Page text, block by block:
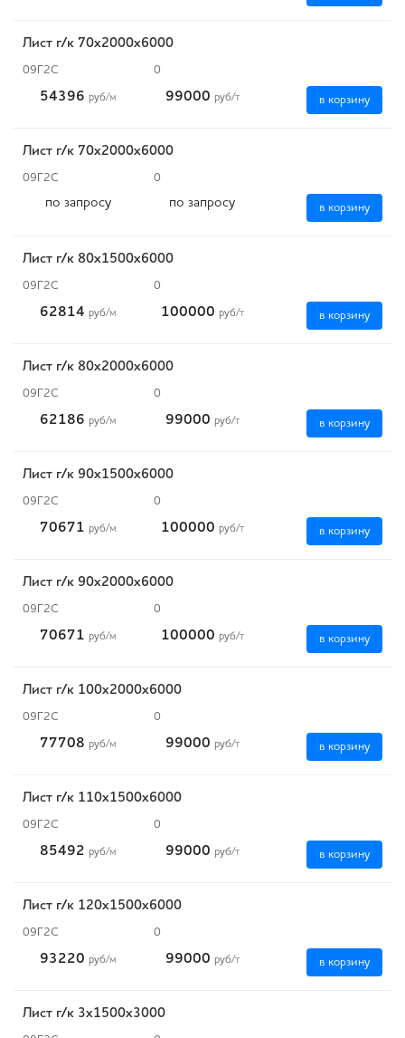
Лист г/к 70х2000х6000
09Г2С 0
54396 руб/м 99000 руб/т в корзину
Лист г/к 70х2000х6000
09Г2С 0
по запросу по запросу в корзину
Лист г/к 80х1500х6000
09Г2С 0
62814 руб/м 100000 руб/т в корзину
Лист г/к 80х2000х6000
09Г2С 0
62186 руб/м 99000 руб/т в корзину
Лист г/к 90х1500х6000
09Г2С 0
70671 руб/м 100000 руб/т в корзину
Лист г/к 90х2000х6000
09Г2С 0
70671 руб/м 100000 руб/т в корзину
Лист г/к 100х2000х6000
09Г2С 0
77708 руб/м 99000 руб/т в корзину
Лист г/к 110х1500х6000
09Г2С 0
85492 руб/м 99000 руб/т в корзину
Лист г/к 120х1500х6000
09Г2С 0
93220 руб/м 99000 руб/т в корзину
Лист г/к 3х1500х3000